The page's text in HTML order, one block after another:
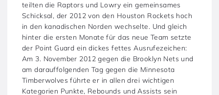
teilten die Raptors und Lowry ein gemeinsames
Schicksal, der 2012 von den Houston Rockets hoch
in den kanadischen Norden wechselte. Und gleich
hinter die ersten Monate für das neue Team setzte
der Point Guard ein dickes fettes Ausrufezeichen:
Am 3. November 2012 gegen die Brooklyn Nets und
am darauffolgenden Tag gegen die Minnesota
Timberwolves führte er in allen drei wichtigen
Kategorien Punkte, Rebounds und Assists sein